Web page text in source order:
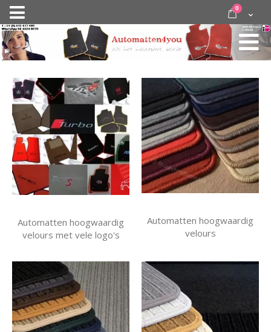
Nav
activeren
door
inhoud
Cart
0 items
Automatten hoogwaardig
velours met vele logo's
Automatten hoogwaardig
velours